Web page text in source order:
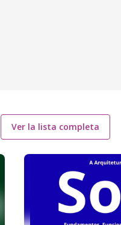
Ver la lista completa